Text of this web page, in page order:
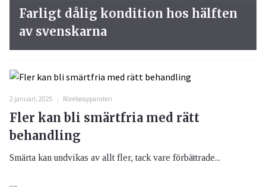
2 januari, 2025 Rörelseapparaten
Fler kan bli smärtfria med rätt
behandling
Smärta kan undvikas av allt fler, tack vare förbättrade...
Farligt dålig kondition hos hälften
av svenskarna